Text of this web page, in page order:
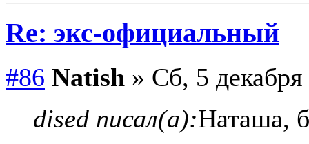
Re: экс-официальный
#86 Natish » Сб, 5
dised писал(а):Наташа,